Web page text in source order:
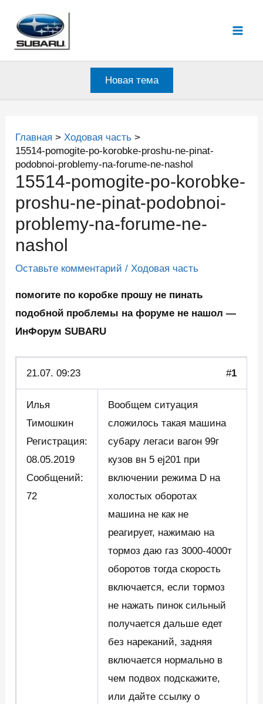
содержимому
Новая тема
Главная
Ходовая часть
15514-pomogite-po-korobke-proshu-ne-pinat-
podobnoi-problemy-na-forume-ne-nashol
15514-pomogite-po-korobke-
proshu-ne-pinat-podobnoi-
problemy-na-forume-ne-
nashol
Оставьте комментарий /Ходовая часть
помогите по коробке прошу не пинать
подобной проблемы на форуме не нашол —
ИнФорум SUBARU
21.07. 09:23 #1
Илья
Тимошкин
Регистрация:
08.05.2019
Сообщений:
72
Вообщем ситуация
сложилось такая машина
субару легаси вагон 99г
кузов вн 5 ej201 при
включении режима D на
холостых оборотах
машина не как не
реагирует, нажимаю на
тормоз даю газ 3000-4000т
оборотов тогда скорость
включается, если тормоз
не нажать пинок сильный
получается дальше едет
без нареканий, задняя
включается нормально в
чем подвох подскажите,
или дайте ссылку о